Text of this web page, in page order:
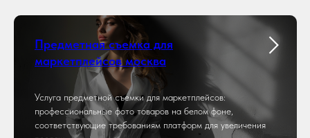
Предметная съемка для
маркетплейсов москва
Услуга предметной съемки для маркетплейсов:
профессиональные фото товаров на белом фоне,
соответствующие требованиям платформ для увеличения